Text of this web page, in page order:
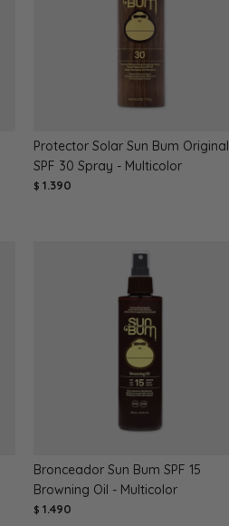
Protector Solar Sun Bum Original
SPF 30 Spray - Multicolor
$ 1.390
Bronceador Sun Bum SPF 15
Browning Oil - Multicolor
$ 1.490